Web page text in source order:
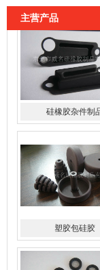
主营产品
塑胶包硅胶
水橡胶过滤网